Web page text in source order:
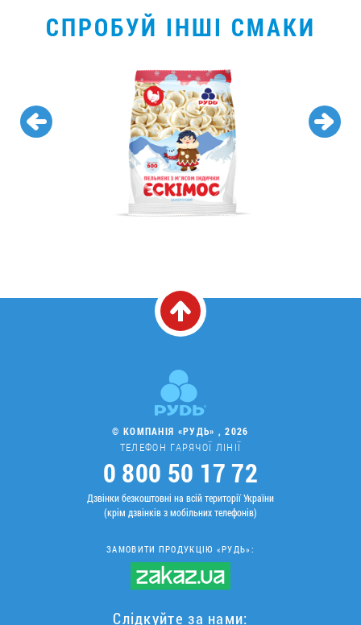
СПРОБУЙ ІНШІ СМАКИ
© КОМПАНІЯ «РУДЬ» , 2026
ТЕЛЕФОН ГАРЯЧОЇ ЛІНІЇ
0 800 50 17 72
Дзвінки безкоштовні на всій території України
(крім дзвінків з мобільних телефонів)
ЗАМОВИТИ ПРОДУКЦІЮ «РУДЬ»:
Слідкуйте за нами: